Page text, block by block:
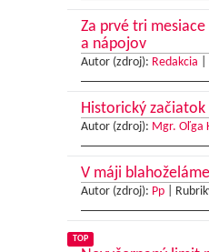
Za prvé tri
a nápojov
Autor (zdroj): Redakcia
Historický
Autor (zdroj): Mgr. Oľga
V máji blahoželáme
Autor (zdroj): Pp|
TOP